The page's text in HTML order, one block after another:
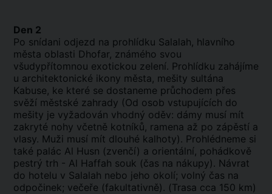
Den 2
Po snídani odjezd na prohlídku Salalah, hlavního
města oblasti Dhofar, známého svou
všudypřítomnou exotickou zelení. Prohlídku zahájíme
u architektonické ikony města, mešity sultána
Kabuse, ke které se dostaneme průchodem přes
svěží městské zahrady (Od osob vstupujících do
mešity je vyžadován vhodný oděv: dámy musí mít
zakryté nohy včetně kotníků, ramena až po zápěstí a
vlasy. Muži musí mít dlouhé kalhoty). Prohlédneme si
také palác Al Husn (zvenčí) a orientální, pohádkově
pestrý trh - Al Haffah souk (čas na nákupy). Návrat
do hotelu v Salalah nebo jeho okolí; volný čas na
odpočinek; večeře (fakultativně). (Trasa cca 150 km)